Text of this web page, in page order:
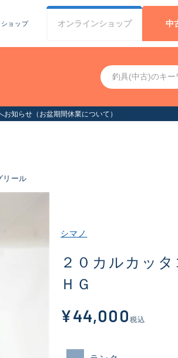
ョップ オンラインショップ 中
お知らせ（お盆期間休業について）
リール
シマノ
２０カルカッ
ＨＧ
¥44,000 税込